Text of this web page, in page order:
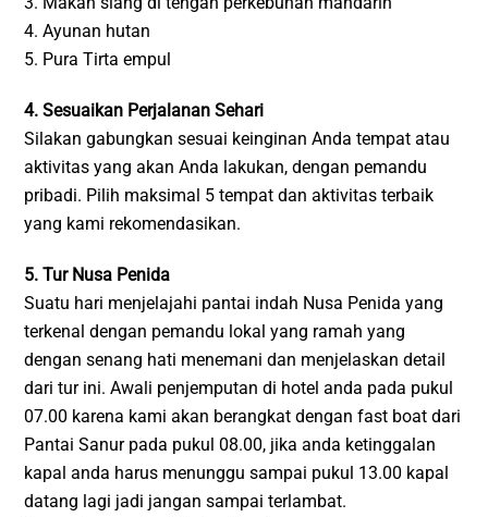
4. Ayunan hutan
5. Pura Tirta empul
4. Sesuaikan Perjalanan Sehari
Silakan gabungkan sesuai keinginan Anda tempat atau
aktivitas yang akan Anda lakukan, dengan pemandu
pribadi. Pilih maksimal 5 tempat dan aktivitas terbaik
yang kami rekomendasikan.
5. Tur Nusa Penida
Suatu hari menjelajahi pantai indah Nusa Penida yang
terkenal dengan pemandu lokal yang ramah yang
dengan senang hati menemani dan menjelaskan detail
dari tur ini. Awali penjemputan di hotel anda pada pukul
07.00 karena kami akan berangkat dengan fast boat dari
Pantai Sanur pada pukul 08.00, jika anda ketinggalan
kapal anda harus menunggu sampai pukul 13.00 kapal
datang lagi jadi jangan sampai terlambat.